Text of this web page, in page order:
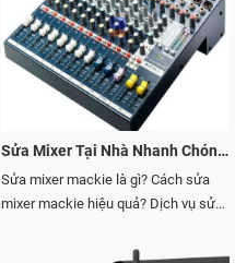
thống âm thanh của mình Với quá
trình hoạt động nhiều năm trong lĩnh
vực âm thanh và ánh sáng chuyên
nghiệp cam kết quý khách sẽ hài
lòng với những gì mà quý khách sẽ
trãi nghiệm . Ngoài việc phục hồi loa
chúng tôi còn nhận sửa chửa , nâng
cấp , tư vấn mua bán và bảo trì thiết
Sửa Mixer Tại Nhà Nhanh Chóng, Hiệu Quả
Sửa mixer mackie là gì? Cách sửa
mixer mackie hiệu quả? Dịch vụ sửa
được mở rộng bởi nhu cầu của khách